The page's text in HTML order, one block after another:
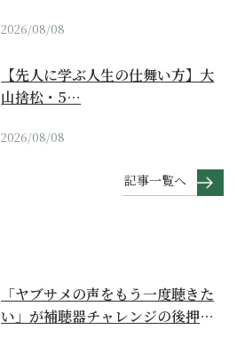
2026/08/08
【先人に学ぶ人生の仕舞い方】大
山捨松・5…
2026/08/08
記事一覧へ
「ヤブサメの声をもう一度聴きた
い」が補聴器チャレンジの後押し